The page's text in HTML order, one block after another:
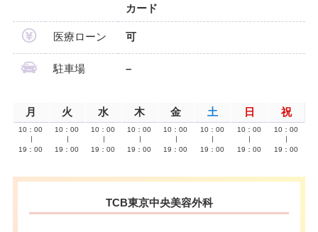
カード
医療ローン 可
駐車場 –
月 火 水 木 金 土 日 祝
10：00
19：00
10：00
19：00
10：00
19：00
10：00
19：00
10：00
19：00
10：00
19：00
10：00
19：00
10：00
19：00
TCB東京中央美容外科